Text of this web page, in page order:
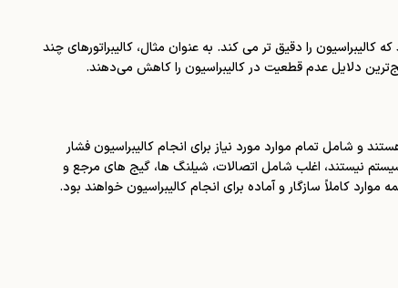
را دقیق تر می کند. به عنوان مثال، کالیبراتورهای چند
دلایل عدم قطعیت در کالیبراسیون را کاهش می‌دهند.
و شامل تمام موارد مورد نیاز برای انجام کالیبراسیون فشار
نیستند، اغلب شامل اتصالات، شیلنگ ها، گیج های مرجع و
کاملاً سازگار و آماده برای انجام کالیبراسیون خواهند بود.